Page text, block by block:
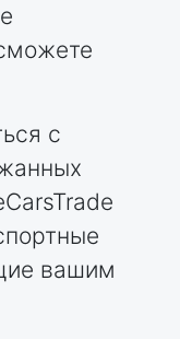
с
вашим